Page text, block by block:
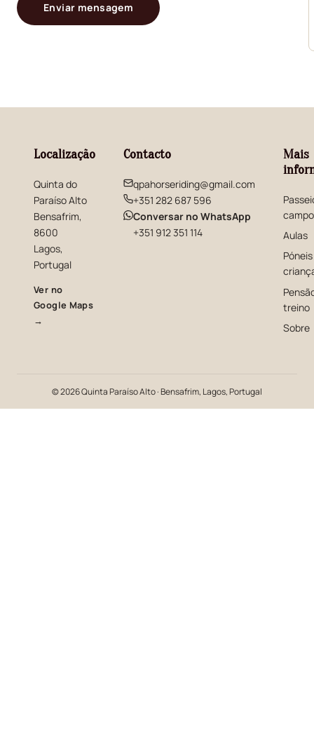
Enviar mensagem
Localização
Quinta do
Paraíso Alto
Bensafrim,
8600
Lagos,
Portugal
Ver no
Google Maps
→
Contacto
qpahorseriding@gmail.com
+351 282 687 596
Conversar no WhatsApp
+351 912 351 114
(abre numa nova janela)
Mais
campo
Aulas
treino
Sobre
© 2026 Quinta Paraíso Alto · Bensafrim, Lagos, Portugal